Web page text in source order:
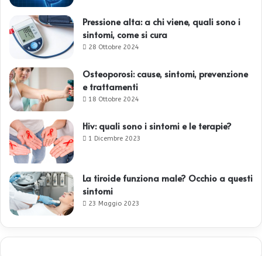
Pressione alta: a chi viene, quali sono i
sintomi, come si cura
28 Ottobre 2024
Osteoporosi: cause, sintomi, prevenzione
e trattamenti
18 Ottobre 2024
Hiv: quali sono i sintomi e le terapie?
1 Dicembre 2023
La tiroide funziona male? Occhio a questi
sintomi
23 Maggio 2023